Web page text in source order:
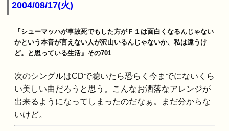
2004/08/17(火)
『シューマッハが事故死でもした方がＦ１は面白くなるんじゃない
かという本音が言えない人が沢山いるんじゃないか、私は違うけ
ど。と思っている生活』その701
次のシングルはCDで聴いたら恐らく今までにないくら
い美しい曲だろうと思う。こんなお洒落なアレンジが
出来るようになってしまったのだなぁ。まだ分からな
いけど。